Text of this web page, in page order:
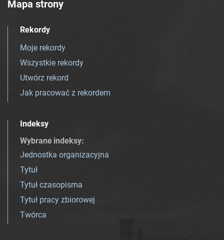
Mapa strony
Rekordy
Moje rekordy
Wszystkie rekordy
Utwórz rekord
Jak pracować z rekordem
Indeksy
Wybrane indeksy:
Jednostka organizacyjna
Tytuł
Tytuł czasopisma
Tytuł pracy zbiorowej
Twórca